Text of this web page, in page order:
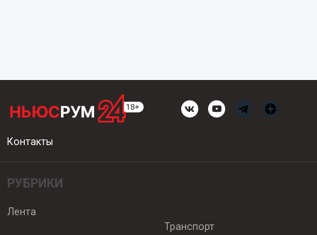
Контакты
РУБРИКИ
Лента
Транспорт